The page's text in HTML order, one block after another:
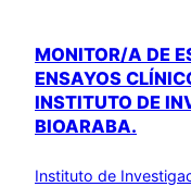
MONITOR/A DE
ENSAYOS
INSTITUTO DE
BIOARABA.
Instituto de